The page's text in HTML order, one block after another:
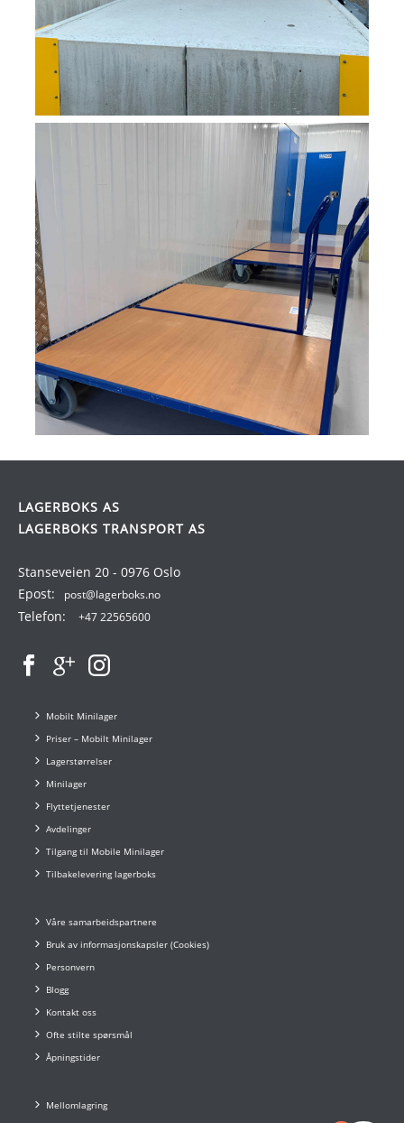
LAGERBOKS AS
LAGERBOKS TRANSPORT AS
Stanseveien 20 - 0976 Oslo
Epost:
post@lagerboks.no
Telefon: +47 22565600
Mobilt Minilager
Priser – Mobilt Minilager
Lagerstørrelser
Minilager
Flyttetjenester
Avdelinger
Tilgang til Mobile Minilager
Tilbakelevering lagerboks
Våre samarbeidspartnere
Bruk av informasjonskapsler (Cookies)
Personvern
Blogg
Kontakt oss
Ofte stilte spørsmål
Åpningstider
Mellomlagring